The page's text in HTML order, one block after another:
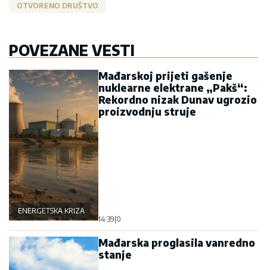
OTVORENO DRUŠTVO
POVEZANE VESTI
ENERGETSKA KRIZA
Mađarskoj prijeti gašenje
nuklearne elektrane „Pakš“:
Rekordno nizak Dunav ugrozio
proizvodnju struje
14:39|0
Mađarska proglasila vanredno
stanje